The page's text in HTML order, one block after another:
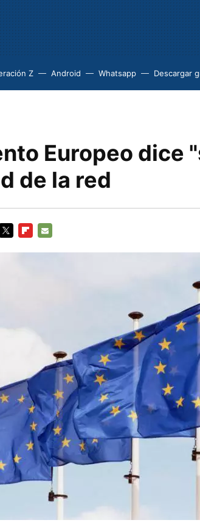
Z Android Whatsapp Descargar
Europeo dice
de la red